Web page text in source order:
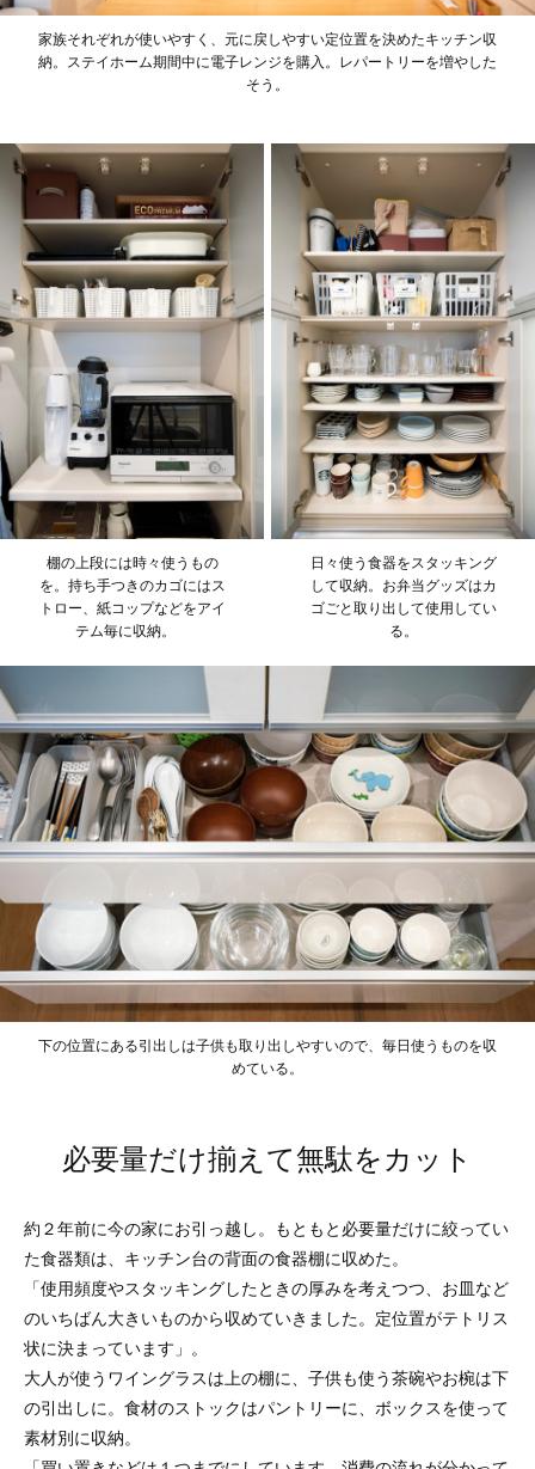
家族それぞれが使いやすく、元に戻しやすい定位置を決めたキッチン収
納。ステイホーム期間中に電子レンジを購入。レパートリーを増やした
そう。
棚の上段には時々使うもの
を。持ち手つきのカゴにはス
トロー、紙コップなどをアイ
テム毎に収納。
日々使う食器をスタッキング
して収納。お弁当グッズはカ
ゴごと取り出して使用してい
る。
下の位置にある引出しは子供も取り出しやすいので、毎日使うものを収
めている。
必要量だけ揃えて無駄をカット
約２年前に今の家にお引っ越し。もともと必要量だけに絞ってい
た食器類は、キッチン台の背面の食器棚に収めた。
「使用頻度やスタッキングしたときの厚みを考えつつ、お皿など
のいちばん大きいものから収めていきました。定位置がテトリス
状に決まっています」。
大人が使うワイングラスは上の棚に、子供も使う茶碗やお椀は下
の引出しに。食材のストックはパントリーに、ボックスを使って
素材別に収納。